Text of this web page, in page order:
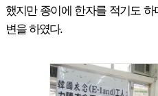
했지만 종이에 한자를 적기도
변을 하였다.